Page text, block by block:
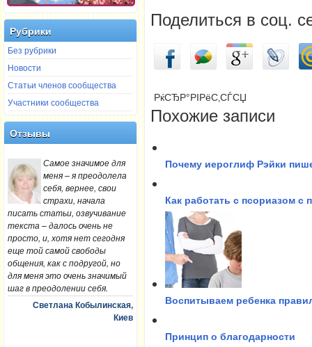
Рубрики
Без рубрики
Новости
Статьи членов сообщества
Участники сообщества
Отзывы
Самое значимое для
меня – я преодолела
себя, вернее, свои
страхи, начала
писать статьи, озвучивание
текста – далось очень не
просто, и, хотя нет сегодня
еще той самой свободы
общения, как с подругой, но
для меня это очень значимый
шаг в преодолении себя.
Светлана Кобылинская,
Киев
Поделиться в соц.
РќСЂР°РІРёС‚СЃСЏ
Похожие записи
Почему иероглиф Рэйки
Как работать с псориазом
Воспитываем ребенка
Принцип о благодарности